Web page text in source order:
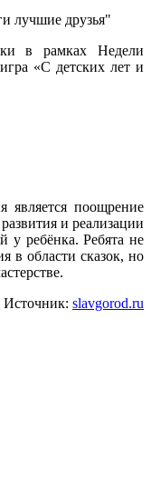
в рамках Недели
«С детских лет и
является поощрение
и реализации
у ребёнка. Ребята не
в области сказок, но
Источник: slavgorod.ru